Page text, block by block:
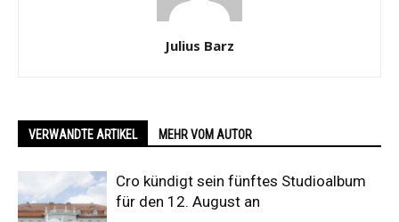
Julius Barz
VERWANDTE ARTIKEL MEHR VOM AUTOR
Cro kündigt sein fünftes Studioalbum
für den 12. August an